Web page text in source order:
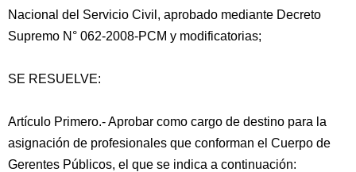
Nacional del Servicio Civil, aprobado mediante Decreto
Supremo N° 062-2008-PCM y modificatorias;
SE RESUELVE:
Artículo Primero.- Aprobar como cargo de destino para la
asignación de profesionales que conforman el Cuerpo de
Gerentes Públicos, el que se indica a continuación: